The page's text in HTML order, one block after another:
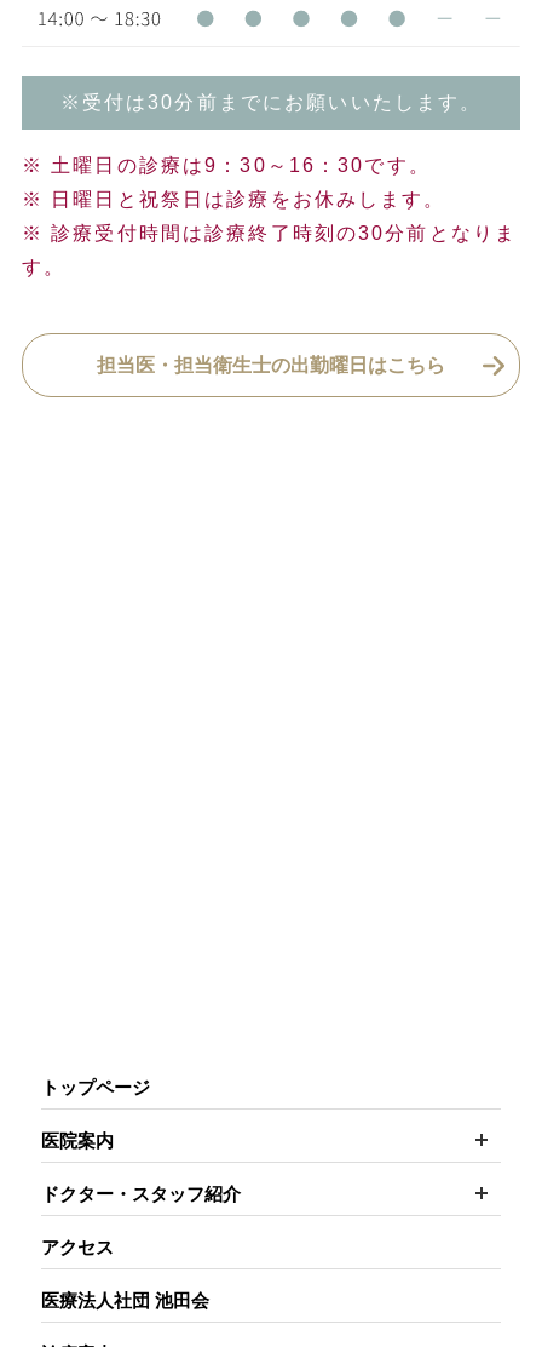
※受付は30分前までにお願いいたします。
※ 土曜日の診療は9：30～16：30です。
※ 日曜日と祝祭日は診療をお休みします。
※ 診療受付時間は診療終了時刻の30分前となりま
す。
担当医・担当衛生士の出勤曜日はこちら
トップページ
医院案内
ドクター・スタッフ紹介
アクセス
医療法人社団 池田会